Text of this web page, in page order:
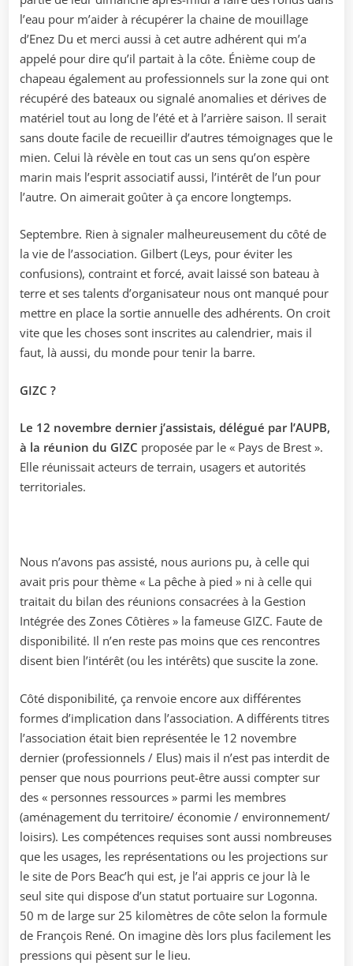
l’eau pour m’aider à récupérer la chaine de mouillage
d’Enez Du et merci aussi à cet autre adhérent qui m’a
appelé pour dire qu’il partait à la côte. Énième coup de
chapeau également au professionnels sur la zone qui ont
récupéré des bateaux ou signalé anomalies et dérives de
matériel tout au long de l’été et à l’arrière saison. Il serait
sans doute facile de recueillir d’autres témoignages que le
mien. Celui là révèle en tout cas un sens qu’on espère
marin mais l’esprit associatif aussi, l’intérêt de l’un pour
l’autre. On aimerait goûter à ça encore longtemps.
Septembre. Rien à signaler malheureusement du côté de
la vie de l’association. Gilbert (Leys, pour éviter les
confusions), contraint et forcé, avait laissé son bateau à
terre et ses talents d’organisateur nous ont manqué pour
mettre en place la sortie annuelle des adhérents. On croit
vite que les choses sont inscrites au calendrier, mais il
faut, là aussi, du monde pour tenir la barre.
GIZC ?
Le 12 novembre dernier j’assistais, délégué par l’AUPB,
à la réunion du GIZC proposée par le « Pays de Brest ».
Elle réunissait acteurs de terrain, usagers et autorités
territoriales.
Nous n’avons pas assisté, nous aurions pu, à celle qui
avait pris pour thème « La pêche à pied » ni à celle qui
traitait du bilan des réunions consacrées à la Gestion
Intégrée des Zones Côtières » la fameuse GIZC. Faute de
disponibilité. Il n’en reste pas moins que ces rencontres
disent bien l’intérêt (ou les intérêts) que suscite la zone.
Côté disponibilité, ça renvoie encore aux différentes
formes d’implication dans l’association. A différents titres
l’association était bien représentée le 12 novembre
dernier (professionnels / Elus) mais il n’est pas interdit de
penser que nous pourrions peut-être aussi compter sur
des « personnes ressources » parmi les membres
(aménagement du territoire/ économie / environnement/
loisirs). Les compétences requises sont aussi nombreuses
que les usages, les représentations ou les projections sur
le site de Pors Beac’h qui est, je l’ai appris ce jour là le
seul site qui dispose d’un statut portuaire sur Logonna.
50 m de large sur 25 kilomètres de côte selon la formule
de François René. On imagine dès lors plus facilement les
pressions qui pèsent sur le lieu.